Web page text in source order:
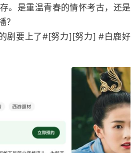
。是重温青春的情怀考古，还是
？
剧要上了#[努力][努力] #白鹿好